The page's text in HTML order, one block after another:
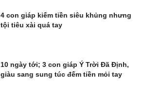
4 con giáp kiếm tiền siêu khủng nhưng
tội tiêu xài quá tay
10 ngày tới; 3 con giáp Ý Trời Đã Định,
giàu sang sung túc đếm tiền mỏi tay